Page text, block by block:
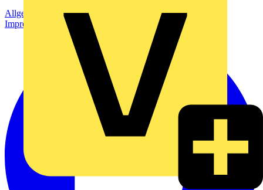
Allgemeine Geschäftsbedingungen
Datenschutzerklärung
Impressum